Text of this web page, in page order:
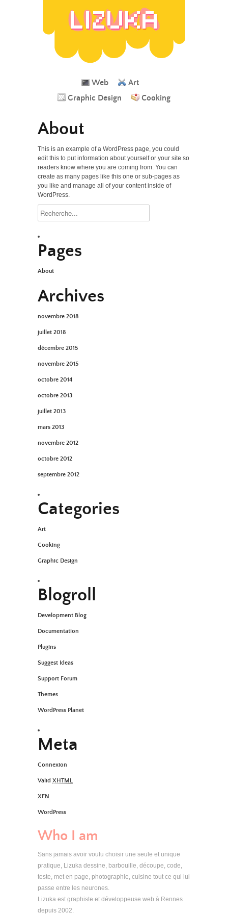
Web
Art
Graphic Design
Cooking
About
This is an example of a WordPress page, you could
edit this to put information about yourself or your site so
readers know where you are coming from. You can
create as many pages like this one or sub-pages as
you like and manage all of your content inside of
WordPress.
Pages
About
Archives
novembre 2018
juillet 2018
décembre 2015
novembre 2015
octobre 2014
octobre 2013
juillet 2013
mars 2013
novembre 2012
octobre 2012
septembre 2012
Categories
Art
Cooking
Graphic Design
Blogroll
Development Blog
Documentation
Plugins
Suggest Ideas
Support Forum
Themes
WordPress Planet
Meta
Connexion
Valid XHTML
XFN
WordPress
Who I am
Sans jamais avoir voulu choisir une seule et unique
pratique, Lizuka dessine, barbouille, découpe, code,
teste, met en page, photographie, cuisine tout ce qui lui
passe entre les neurones.
Lizuka est graphiste et développeuse web à Rennes
depuis 2002.